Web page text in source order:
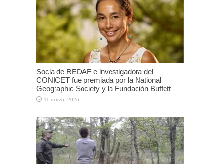
Socia de REDAF e investigadora del
CONICET fue premiada por la National
Geographic Society y la Fundación Buffett
11 marzo, 2026